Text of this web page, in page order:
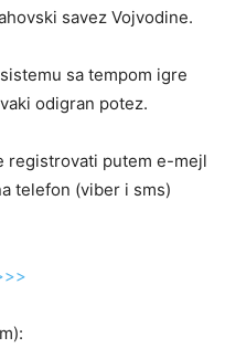
savez Vojvodine.
sa tempom igre
odigran potez.
registrovati putem e-mejl
telefon (viber i sms)